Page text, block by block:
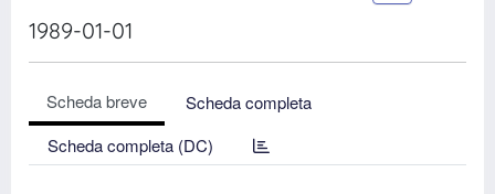
1989-01-01
Scheda breve
Scheda completa
Scheda completa (DC)